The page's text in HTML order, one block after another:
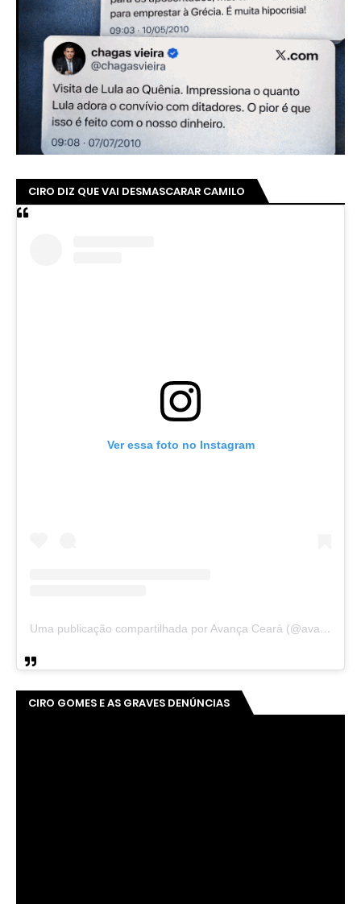
CIRO DIZ QUE VAI DESMASCARAR CAMILO
Ver essa foto no Instagram
Uma publicação compartilhada por Avança Ceará (@avancaceara)
CIRO GOMES E AS GRAVES DENÚNCIAS